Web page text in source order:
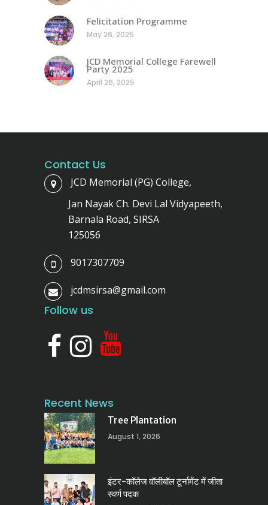
Felicitation Programme
May 26, 2025
JCD Memorial College Farewell
Party 2025
April 26, 2025
Contact Us
JCD Memorial (PG) College,
Jan Nayak Ch. Devi Lal Vidyapeeth,
Barnala Road, SIRSA
125056
9017307709
jcdmsirsa@gmail.com
Follow us
Recent News
Tree Plantation
August 1, 2026
इंटर-कॉलेज वॉलीबॉल टूर्नामेंट में जीता
स्वर्ण पदक